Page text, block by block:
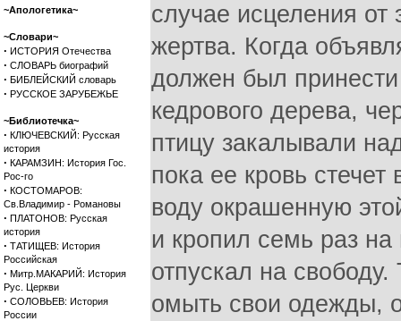
~Апологетика~
~Словари~
· ИСТОРИЯ Отечества
· СЛОВАРЬ биографий
· БИБЛЕЙСКИЙ словарь
· РУССКОЕ ЗАРУБЕЖЬЕ
~Библиотечка~
· КЛЮЧЕВСКИЙ: Русская
история
· КАРАМЗИН: История Гос.
Рос-го
· КОСТОМАРОВ:
Св.Владимир - Романовы
· ПЛАТОНОВ: Русская
история
· ТАТИЩЕВ: История
Российская
· Митр.МАКАРИЙ: История
Рус. Церкви
· СОЛОВЬЕВ: История
России
случае исцеления от
жертва. Когда
должен был
кедрового дерева,
птицу закалывали
пока ее кровь
воду окрашенную
и кропил семь раз
отпускал на
омыть свои одежды,